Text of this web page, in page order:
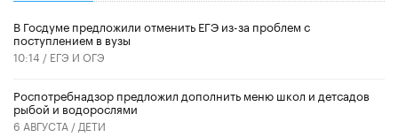
В Госдуме предложили отменить ЕГЭ из-за проблем с
поступлением в вузы
10:14 / ЕГЭ И ОГЭ
Роспотребнадзор предложил дополнить меню школ и детсадов
рыбой и водорослями
6 АВГУСТА / ДЕТИ